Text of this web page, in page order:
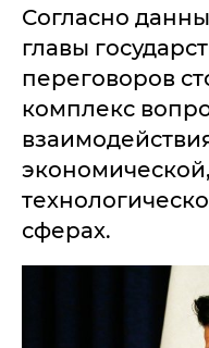
Согласно
главы
переговоров
комплекс
сферах.